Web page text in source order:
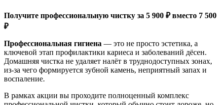
Получите профессиональную чистку за 5 900 ₽ вместо 7 500
₽
Профессиональная гигиена — это не просто эстетика, а
ключевой этап профилактики кариеса и заболеваний дёсен.
Домашняя чистка не удаляет налёт в труднодоступных зонах,
из-за чего формируется зубной камень, неприятный запах и
воспаление.
В рамках акции вы проходите полноценный комплекс